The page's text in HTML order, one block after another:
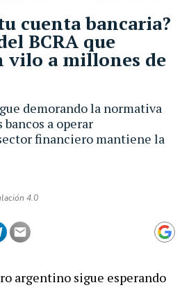
demorando la normativa
a operar
financiero mantiene la
4.0
cuenta bancaria?
BCRA que
vilo a millones de
argentino sigue esperando